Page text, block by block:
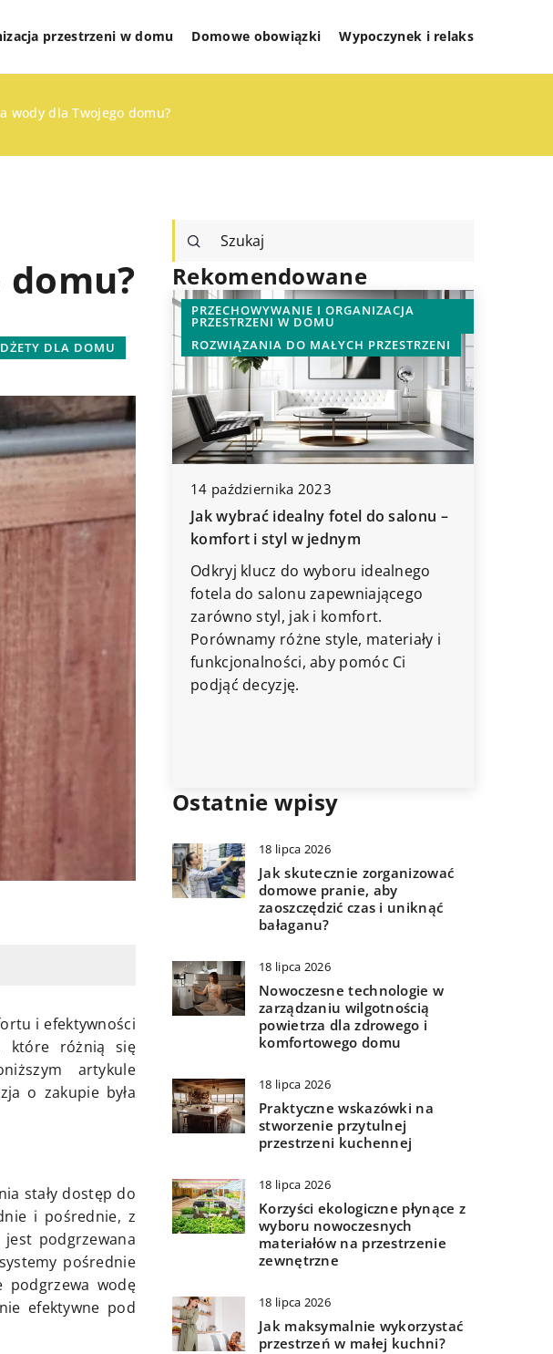
przestrzeni w domu Domowe obowiązki Wypoczynek i relaks
wody dla Twojego domu?
DLA DOMU
i efektywności
które różnią się
artykule
o zakupie była
stały dostęp do
i pośrednie, z
podgrzewana
pośrednie
podgrzewa wodę
efektywne pod
Rekomendowane
odpływ liniowy
Poradnik
najlepszy
swojej
Zrozum, na co
zakupie i jakie
na rynku,
i
PRZECHOWYWANIE I ORGANIZACJA
PRZESTRZENI W DOMU
ROZWIĄZANIA DO MAŁYCH PRZESTRZENI
14 października 2023
Jak wybrać idealny fotel do salonu –
komfort i styl w jednym
Odkryj klucz do wyboru idealnego
fotela do salonu zapewniającego
zarówno styl, jak i komfort.
Porównamy różne style, materiały i
funkcjonalności, aby pomóc Ci
podjąć decyzję.
Ostatnie wpisy
18 lipca 2026
Jak skutecznie zorganizować
domowe pranie, aby
zaoszczędzić czas i uniknąć
bałaganu?
18 lipca 2026
Nowoczesne technologie w
zarządzaniu wilgotnością
powietrza dla zdrowego i
komfortowego domu
18 lipca 2026
Praktyczne wskazówki na
stworzenie przytulnej
przestrzeni kuchennej
18 lipca 2026
Korzyści ekologiczne płynące z
wyboru nowoczesnych
materiałów na przestrzenie
zewnętrzne
18 lipca 2026
Jak maksymalnie wykorzystać
przestrzeń w małej kuchni?